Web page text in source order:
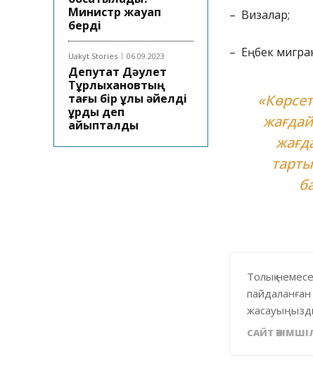
Министр жауап
берді
Uakyt Stories 06.09.2023
Депутат Дәулет
Тұрлыхановтың
тағы бір ұлы әйелді
ұрды деп
айыпталды
– Визалар;
– Еңбек
Толық
САЙТ